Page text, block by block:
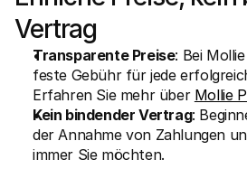
Vertrag
Transparente Preise: Bei
feste Gebühr für jede
Erfahren Sie mehr über Mollie
Kein bindender Vertrag:
der Annahme von Zahlungen
immer Sie möchten.